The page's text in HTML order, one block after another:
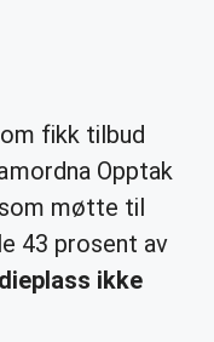
fikk tilbud
Opptak
møtte til
43 prosent av
ikke